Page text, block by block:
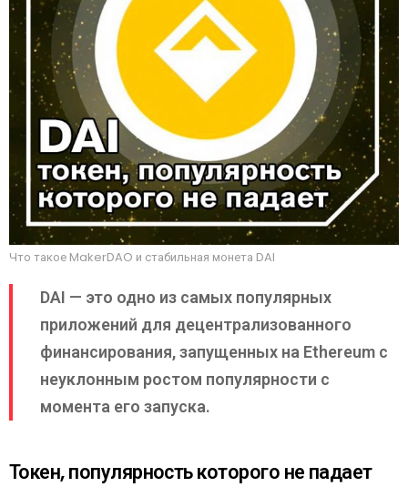
Что такое MakerDAO и стабильная монета DAI
DAI — это одно из самых популярных
приложений для децентрализованного
финансирования, запущенных на Ethereum с
неуклонным ростом популярности с
момента его запуска.
Токен, популярность которого не падает